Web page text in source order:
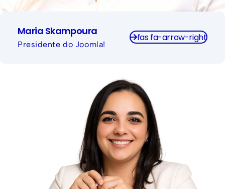
Maria Skampoura
Presidente do Joomla!
fas fa-arrow-right
Publicitária pela PUC / RS.
Pós-Graduada em Marketing Digital e
Lançamentos pela Unisinos.
Trabalha com marketing em programação há mais
Sócia Diretora da agência digital Web Produtora.